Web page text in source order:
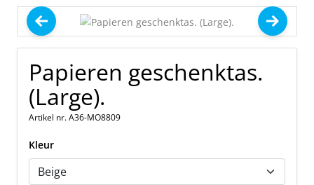
Papieren geschenktas.
(Large).
Artikel nr. A36-MO8809
Kleur